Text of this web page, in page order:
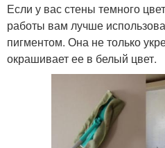
Если у вас стены темного
работы вам лучше
пигментом. Она не только
окрашивает ее в белый цвет.